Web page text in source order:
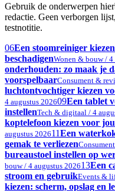
Gebruik de onderwerpen
redactie. Geen verborgen
testnotitie.
06Een stoomreiniger
beschadigenWonen & bouw / 4
onderhouden: zo maak je
voorspelbaarConsument &
luchtontvochtiger kiezen
4 augustus 202609Een tablet
instellenTech & digitaal / 4
koptelefoon kiezen voor
augustus 202611Een
gemak te verliezen
bureaustoel instellen op
bouw / 4 augustus 202613Een
stroom en gebruikEvents &
kiezen: scherm, opslag en